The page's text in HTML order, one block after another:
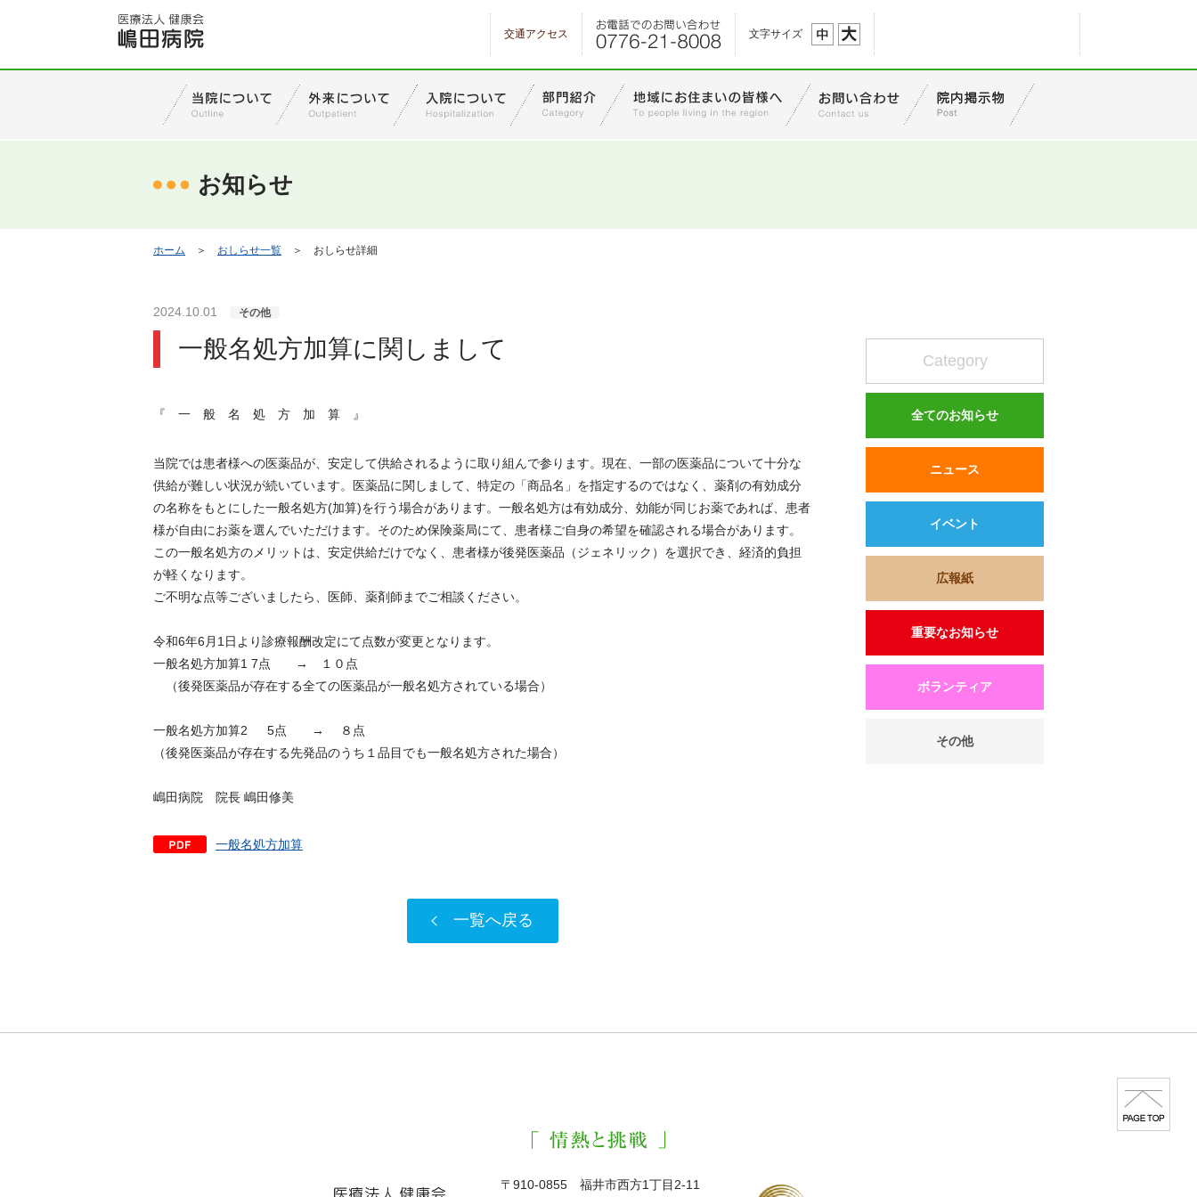
文字サイズ
交通アクセス
お知らせ
ホーム ＞ おしらせ一覧 ＞ おしらせ詳細
2024.10.01 その他
一般名処方加算に関しまして
『 一 般 名 処 方 加 算 』
当院では患者様への医薬品が、安定して供給されるように取り組んで参ります。現在、一部の医薬品について十分な
供給が難しい状況が続いています。医薬品に関しまして、特定の「商品名」を指定するのではなく、薬剤の有効成分
の名称をもとにした一般名処方(加算)を行う場合があります。一般名処方は有効成分、効能が同じお薬であれば、患者
様が自由にお薬を選んでいただけます。そのため保険薬局にて、患者様ご自身の希望を確認される場合があります。
この一般名処方のメリットは、安定供給だけでなく、患者様が後発医薬品（ジェネリック）を選択でき、経済的負担
が軽くなります。
ご不明な点等ございましたら、医師、薬剤師までご相談ください。
令和6年6月1日より診療報酬改定にて点数が変更となります。
一般名処方加算1 7点 → １０点
（後発医薬品が存在する全ての医薬品が一般名処方されている場合）
一般名処方加算2 5点 → ８点
（後発医薬品が存在する先発品のうち１品目でも一般名処方された場合）
嶋田病院 院長 嶋田修美
一般名処方加算
一覧へ戻る
Category
全てのお知らせ
ニュース
イベント
広報紙
重要なお知らせ
ボランティア
その他
〒910-0855 福井市西方1丁目2-11